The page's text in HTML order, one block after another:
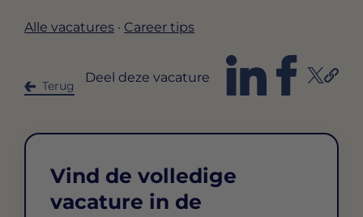
Alle vacatures · Career tips
Terug
Deel deze vacature
Vind de volledige
vacature in de